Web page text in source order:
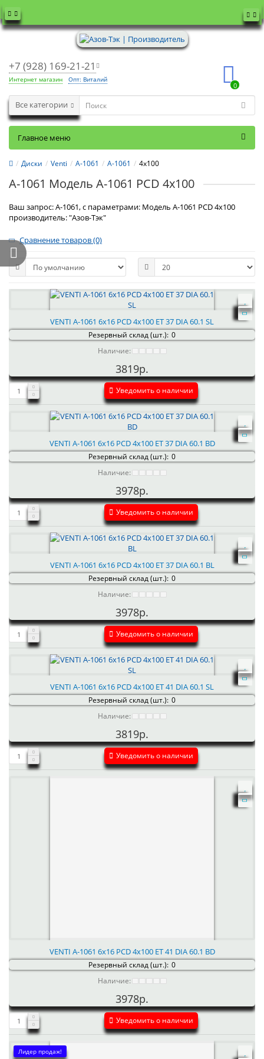
+7 (928) 169-21-21
Интернет магазин Опт: Виталий
0
Все категории
Главное меню
Диски Venti А-1061 А-1061 4x100
А-1061 Модель А-1061 PCD 4x100
Ваш запрос: А-1061, с параметрами: Модель А-1061 PCD 4x100
производитель: "Азов-Тэк"
Сравнение товаров (0)
VENTI А-1061 6x16 PCD 4x100 ET 37 DIA 60.1 SL
Резервный склад (шт.): 0
Наличие:
3819р.
Уведомить о наличии
VENTI А-1061 6x16 PCD 4x100 ET 37 DIA 60.1 BD
Резервный склад (шт.): 0
Наличие:
3978р.
Уведомить о наличии
VENTI А-1061 6x16 PCD 4x100 ET 37 DIA 60.1 BL
Резервный склад (шт.): 0
Наличие:
3978р.
Уведомить о наличии
VENTI А-1061 6x16 PCD 4x100 ET 41 DIA 60.1 SL
Резервный склад (шт.): 0
Наличие:
3819р.
Уведомить о наличии
VENTI А-1061 6x16 PCD 4x100 ET 41 DIA 60.1 BD
Резервный склад (шт.): 0
Наличие:
3978р.
Уведомить о наличии
Лидер продаж!